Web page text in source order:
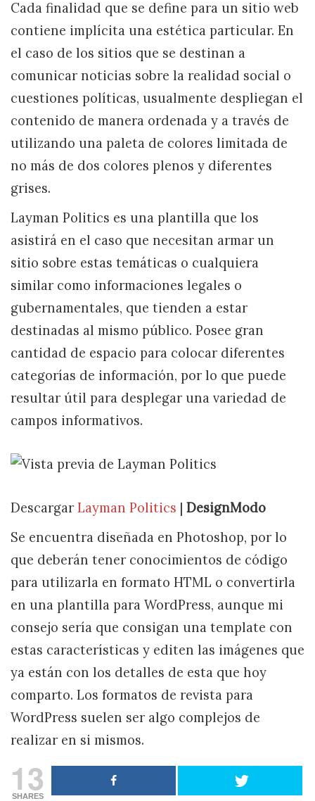
Cada finalidad que se define para un sitio web
contiene implícita una estética particular. En
el caso de los sitios que se destinan a
comunicar noticias sobre la realidad social o
cuestiones políticas, usualmente despliegan el
contenido de manera ordenada y a través de
utilizando una paleta de colores limitada de
no más de dos colores plenos y diferentes
grises.
Layman Politics es una plantilla que los
asistirá en el caso que necesitan armar un
sitio sobre estas temáticas o cualquiera
similar como informaciones legales o
gubernamentales, que tienden a estar
destinadas al mismo público. Posee gran
cantidad de espacio para colocar diferentes
categorías de información, por lo que puede
resultar útil para desplegar una variedad de
campos informativos.
Descargar Layman Politics | DesignModo
Se encuentra diseñada en Photoshop, por lo
que deberán tener conocimientos de código
para utilizarla en formato HTML o convertirla
en una plantilla para WordPress, aunque mi
consejo sería que consigan una template con
estas características y editen las imágenes que
ya están con los detalles de esta que hoy
comparto. Los formatos de revista para
WordPress suelen ser algo complejos de
realizar en si mismos.
13
SHARES